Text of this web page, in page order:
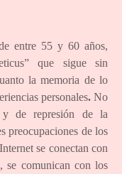
entre 55 y 60 años,
que sigue sin
la memoria de lo
personales.No
de represión de la
preocupaciones de los
se conectan con
se comunican con los